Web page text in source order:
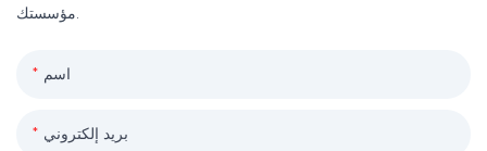
مؤسستك.
اسم
بريد إلكتروني